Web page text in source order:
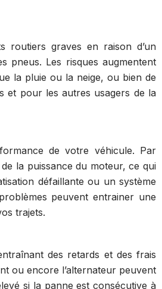
routiers graves en raison d’un
pneus. Les risques augmentent
la pluie ou la neige, ou bien de
et pour les autres usagers de la
de votre véhicule. Par
la puissance du moteur, ce qui
défaillante ou un système
peuvent entrainer une
trajets.
des retards et des frais
ou encore l’alternateur peuvent
si la panne est consécutive à